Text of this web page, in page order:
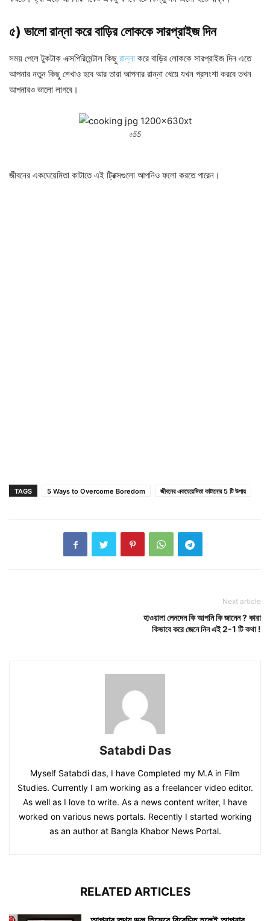
৫) ভালো রান্না করে বাড়ির লোককে সারপ্রাইজ দিন
সময় পেলে টুকটাক এক্সপিরিমেন্টাল কিছু রান্না করে বাড়ির লোককে সারপ্রাইজ দিন এতে
আপনার নতুন কিছু শেখাও হবে আর তারা আপনার রান্না খেয়ে যখন প্রসংশা করবে তখন
আপনারও ভালো লাগবে।
৫55
জীবনের একঘেয়েমিতা কাটাতে এই ট্রিক্সগুলো আপনিও ফলো করতে পারেন।
TAGS 5 Ways to Overcome Boredom জীবনের একঘেয়েমিতা কাটানোর 5 টি উপায়
Next article
হাওয়ালা লেনদেন কি আপনি কি জানেন ? কারা
কিভাবে করে জেনে নিন এই 2-1 টি কথা !
Satabdi Das
Myself Satabdi das, I have Completed my M.A in Film
Studies. Currently I am working as a freelancer video editor.
As well as I love to write. As a news content writer, I have
worked on various news portals. Recently I started working
as an author at Bangla Khabor News Portal.
RELATED ARTICLES